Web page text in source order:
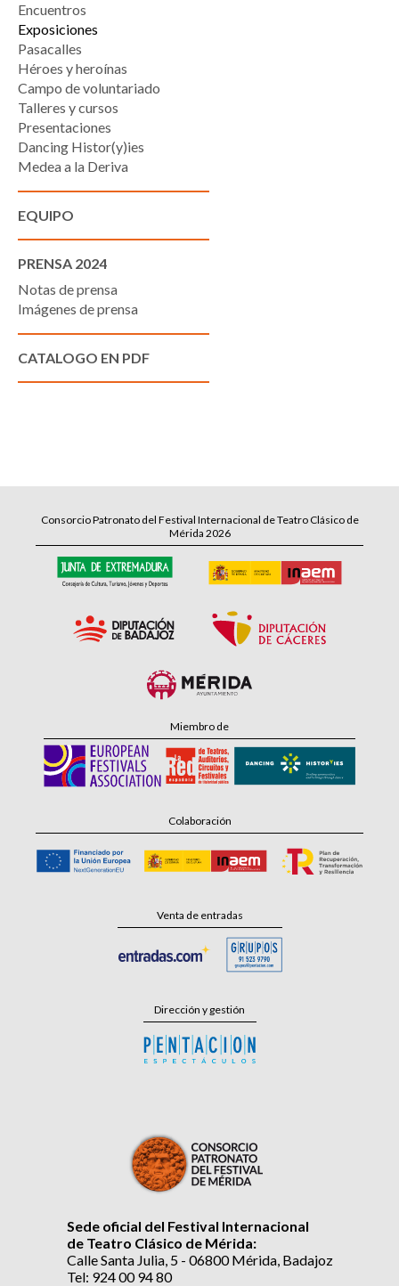
Encuentros
Exposiciones
Pasacalles
Héroes y heroínas
Campo de voluntariado
Talleres y cursos
Presentaciones
Dancing Histor(y)ies
Medea a la Deriva
EQUIPO
PRENSA 2024
Notas de prensa
Imágenes de prensa
CATALOGO EN PDF
Consorcio Patronato del Festival Internacional de Teatro Clásico de
Mérida 2026
Miembro de
Colaboración
Venta de entradas
Dirección y gestión
Sede oficial del Festival Internacional
de Teatro Clásico de Mérida:
Calle Santa Julia, 5 - 06800 Mérida, Badajoz
Tel: 924 00 94 80